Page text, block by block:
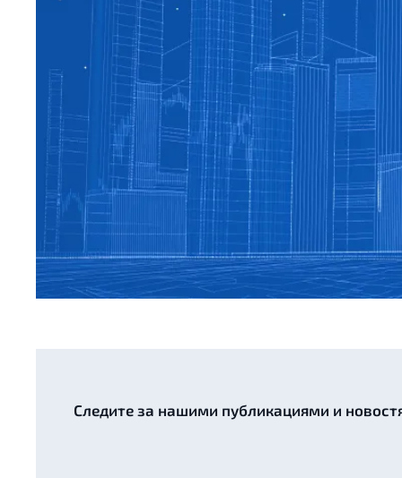
Следите за нашими публикациями и